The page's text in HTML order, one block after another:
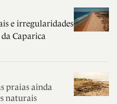
e irregularidades
Caparica
praias ainda
naturais